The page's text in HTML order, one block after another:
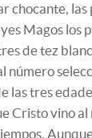
chocante, las
Magos los
de tez
número
las tres
Cristo vino al